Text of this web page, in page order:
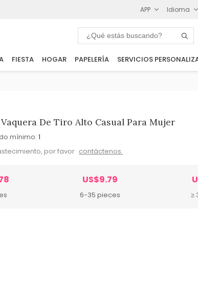
APP Idioma
FIESTA HOGAR PAPELERÍA SERVICIOS
De Tiro Alto Casual Para Mujer
mínimo: 1
por favor contáctenos.
US$9.79
6-35 pieces ≥